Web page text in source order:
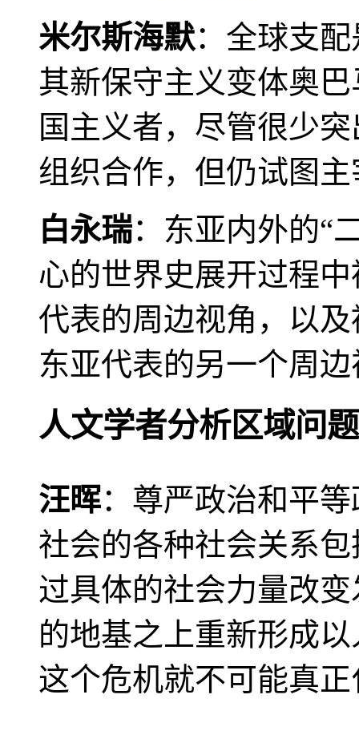
米尔斯海默：全球支
其新保守主义变体奥
国主义者，尽管很少
组织合作，但仍试图
白永瑞：东亚内外的“
心的世界史展开过程
代表的周边视角，以
东亚代表的另一个周
人文学者分析区域问题
汪晖：尊严政治和平
社会的各种社会关系
过具体的社会力量改
的地基之上重新形成
这个危机就不可能真